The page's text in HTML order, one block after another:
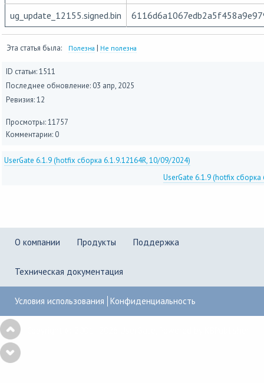
ug_update_12155.signed.bin
Эта статья была: Полезна | Не полезна
ID статьи: 1511
Последнее обновление: 03 апр, 2025
Ревизия: 12
Просмотры: 11757
Комментарии: 0
UserGate 6.1.9 (hotfix сборка 6.1.9.12164R, 10/09/2024)
UserGate 6.1.9 (hotfix
О компании Продукты Поддержка
Техническая документация
Условия использования Конфиденциальность